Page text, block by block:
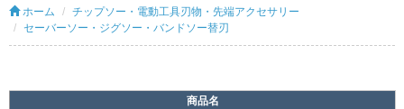
ホーム
チップソー・電動工具刃物・先端アクセサリー
セーバーソー・ジグソー・バンドソー替刃
商品名